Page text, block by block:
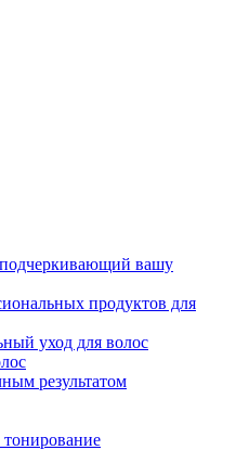
подчеркивающий вашу
продуктов для
уход для волос
результатом